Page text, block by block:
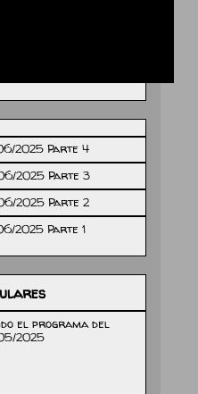
2025 Parte 4
2025 Parte 3
2025 Parte 2
2025 Parte 1
el programa del
2025